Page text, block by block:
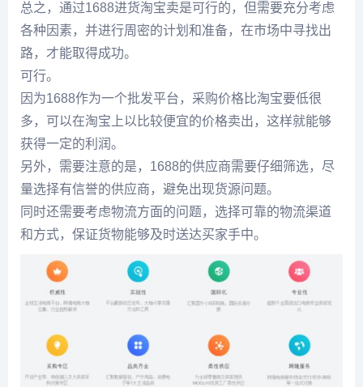
总之，通过1688进货淘宝卖是可行的，但需要充分考虑
各种因素，并进行周密的计划和准备，在市场中寻找出
路，才能取得成功。
可行。
因为1688作为一个批发平台，采购价格比淘宝要低很
多，可以在淘宝上以比较便宜的价格卖出，这样就能够
获得一定的利润。
另外，需要注意的是，1688的供应商需要仔细筛选，尽
量选择有信誉的供应商，避免出现货源问题。
同时还需要考虑物流方面的问题，选择可靠的物流渠道
和方式，保证货物能够及时送达买家手中。